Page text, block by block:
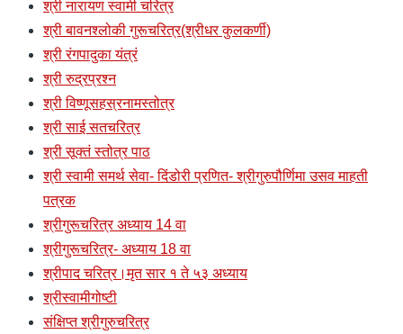
श्री नारायण स्वामी चरित्र
श्री बावनश्लोकी गुरूचरित्र(श्रीधर कुलकर्णी)
श्री रंगपादुका यंत्रं
श्री रुद्रप्रश्न
श्री विष्णूसहस्रनामस्तोत्र
श्री साई सतचरित्र
श्री सूक्तं स्तोत्र पाठ
श्री स्वामी समर्थ सेवा- दिंडोरी प्रणित- श्रीगुरुपौर्णिमा उसव माहती
पत्रक
श्रीगुरूचरित्र अध्याय 14 वा
श्रीगुरूचरित्र- अध्याय 18 वा
श्रीपाद चरित्र।मृत सार १ ते ५३ अध्याय
श्रीस्वामीगोष्टी
संक्षिप्त श्रीगुरुचरित्र